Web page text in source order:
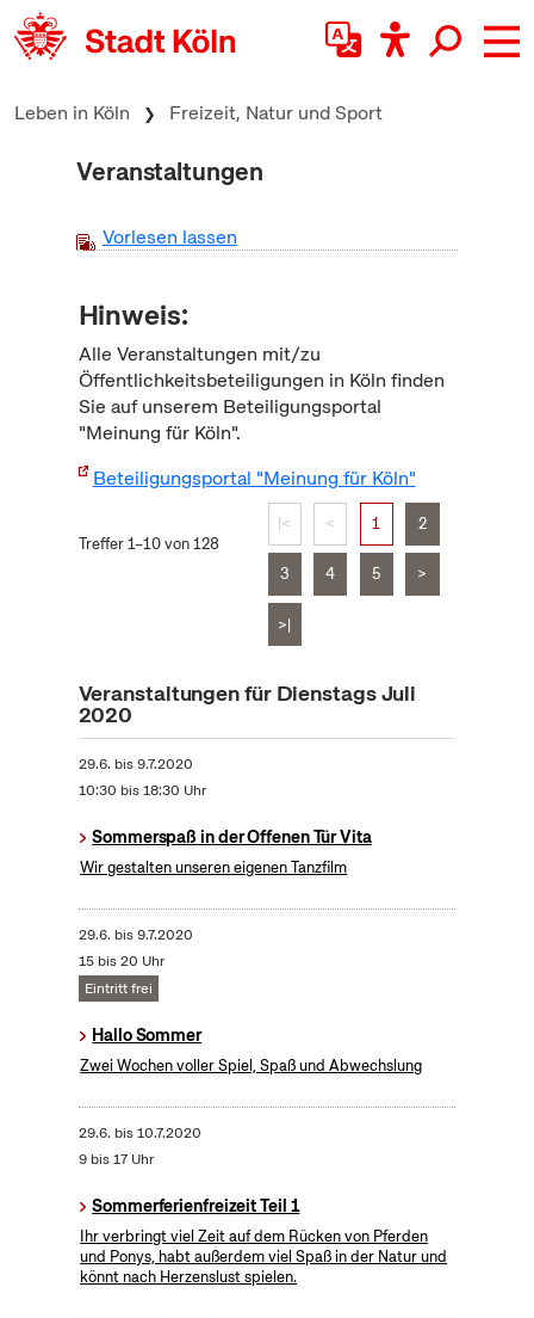
zum Inhalt springen
Leben in Köln Freizeit, Natur und Sport
Veranstaltungen
Vorlesen lassen
Hinweis:
Alle Veranstaltungen mit/zu
Öffentlichkeitsbeteiligungen in Köln finden
Sie auf unserem Beteiligungsportal
"Meinung für Köln".
Beteiligungsportal "Meinung für Köln"
Treffer 1–10 von 128
|< < 1 2
3 4 5 >
>|
Veranstaltungen für Dienstags Juli
2020
29.6. bis9.7.2020
10:30 bis 18:30 Uhr
Sommerspaß in der Offenen Tür Vita
Wir gestalten unseren eigenen Tanzfilm
29.6. bis9.7.2020
15 bis 20 Uhr
Eintritt frei
Hallo Sommer
Zwei Wochen voller Spiel, Spaß und Abwechslung
29.6. bis10.7.2020
9 bis 17 Uhr
Sommerferienfreizeit Teil 1
Ihr verbringt viel Zeit auf dem Rücken von Pferden
und Ponys, habt außerdem viel Spaß in der Natur und
könnt nach Herzenslust spielen.